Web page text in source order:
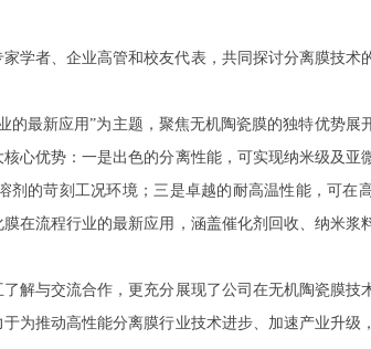
家学者、企业高管和校友代表，共同探讨分离膜技术
的最新应用”为主题，聚焦无机陶瓷膜的独特优势展
核心优势：一是出色的分离性能，可实现纳米级及亚
剂的苛刻 工况环境；三是卓越的耐高温性能，可在
膜在流程行业的最新应用，涵盖催化剂回收、纳米浆
了解与交流合作，更充分展现了公司在无机陶瓷膜技
为推动高性能分离膜行业技术进步、加速产业升级